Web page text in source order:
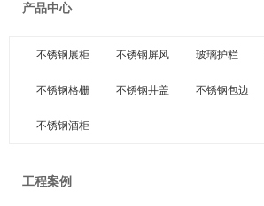
产品中心
不锈钢展柜 不锈钢屏风 玻璃护栏
不锈钢格栅 不锈钢井盖 不锈钢包边
不锈钢酒柜
工程案例